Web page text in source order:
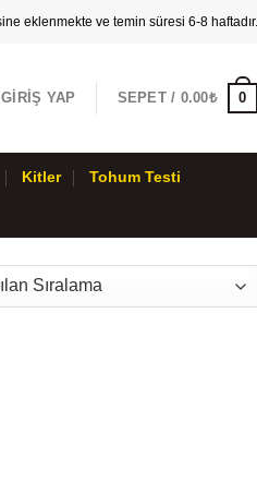
eklenmekte ve temin süresi 6-8 haftadır.
GIRIŞ YAP SEPET / 0.00₺ 0
Kitler Tohum Testi